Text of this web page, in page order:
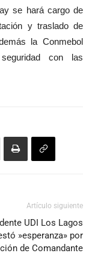
se hará cargo de
y traslado de
la Conmebol
con las
Artículo siguiente
UDI Los Lagos
»esperanza» por
de Comandante